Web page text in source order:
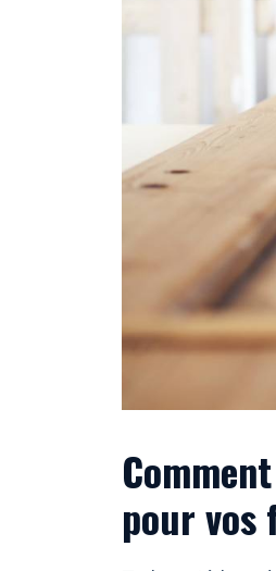
pour vos